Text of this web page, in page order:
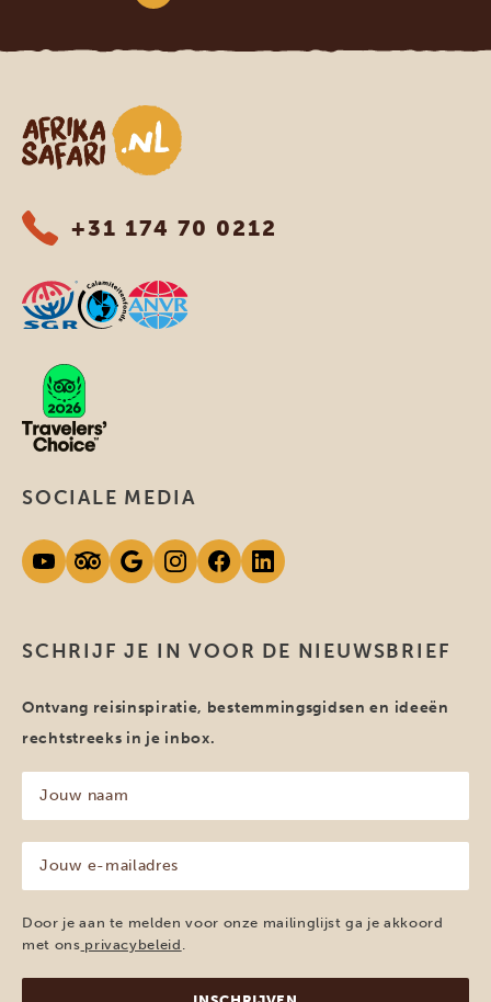
Afrika safari
+31 174 70 0212
SCHRIJF JE IN VOOR DE NIEUWSBRIEF
Ontvang reisinspiratie, bestemmingsgidsen en ideeën
rechtstreeks in je inbox.
naam
(Vereist)
mailadres
(Vereist)
Door je aan te melden voor onze mailinglijst ga je akkoord
met ons privacybeleid
SOCIALE MEDIA